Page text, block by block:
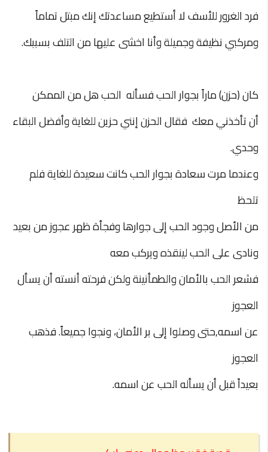
فرد الغرور للأسف لا أستطيع مساعدتك إنك مبتل تماماً
ومركبي نظيفة وجميلةوأنا اخشى عليها من التلف بسببك.
كان(حزن) ماراً بجوار الحب فسأله الحب هل من الممكن
أن تأخذني معك فقالالحزن إنني حزين للغاية وأفضل البقاء
وحدي.
وعندما مرت سعادة بجوار الحب كانت سعيدة للغاية فلم
تلحظ
من الأصل وجودالحب إلى جوارها وفجأة ظهر عجوز من بعيد
ونادى على الحب لينقذه ويركب معه
فشعر الحب بالأمان والطمأنينة ولكن فرحته أنسته أن يسأل
العجوز
عن اسمه,حتىوصلوا إلى بر الأمان، ونجوا جميعاً. فذهب
العجوز
بعيداً قبل أن يسأله الحب عن اسمه.